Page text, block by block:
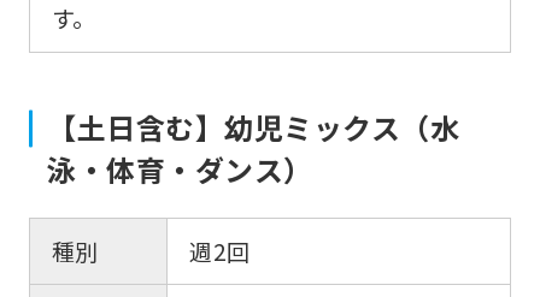
す。
【土日含む】幼児ミックス（水
泳・体育・ダンス）
種別
週2回
English.
the
link
automatic